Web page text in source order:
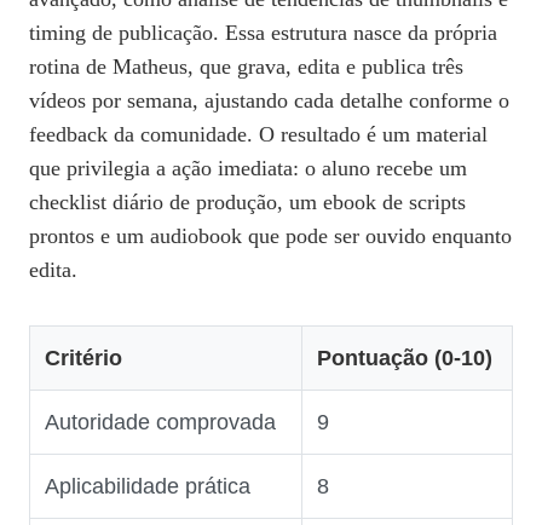
timing de publicação. Essa estrutura nasce da própria
rotina de Matheus, que grava, edita e publica três
vídeos por semana, ajustando cada detalhe conforme o
feedback da comunidade. O resultado é um material
que privilegia a ação imediata: o aluno recebe um
checklist diário de produção, um ebook de scripts
prontos e um audiobook que pode ser ouvido enquanto
edita.
Critério Pontuação (0‑10)
Autoridade comprovada 9
Aplicabilidade prática 8